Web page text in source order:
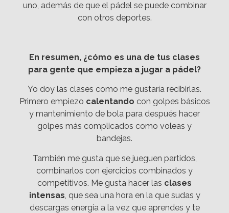
uno, además de que el pádel se puede combinar
con otros deportes.
En resumen, ¿cómo es una de tus clases
para gente que empieza a jugar a pádel?
Yo doy las clases como me gustaría recibirlas.
Primero empiezo calentando con golpes básicos
y mantenimiento de bola para después hacer
golpes más complicados como voleas y
bandejas.
También me gusta que se jueguen partidos,
combinarlos con ejercicios combinados y
competitivos. Me gusta hacer las clases
intensas, que sea una hora en la que sudas y
descargas energía a la vez que aprendes y te